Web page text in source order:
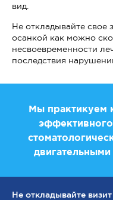
вид.
Не откладывайте свое
осанкой как можно
несвоевременности
последствия
Мы практикуем
Не откладывайте